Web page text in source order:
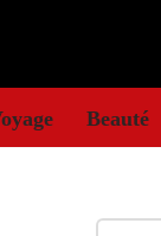
Beauté